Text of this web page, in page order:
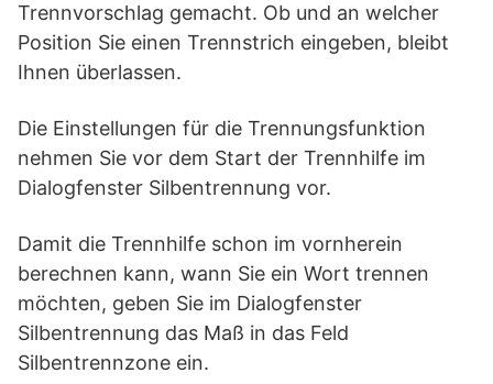
Trennvorschlag gemacht. Ob und an welcher
Position Sie einen Trennstrich eingeben, bleibt
Ihnen überlassen.
Die Einstellungen für die Trennungsfunktion
nehmen Sie vor dem Start der Trennhilfe im
Dialogfenster Silbentrennung vor.
Damit die Trennhilfe schon im vornherein
berechnen kann, wann Sie ein Wort trennen
möchten, geben Sie im Dialogfenster
Silbentrennung das Maß in das Feld
Silbentrennzone ein.